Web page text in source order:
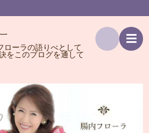
ローラの語りべとして
をこのブログを通して
索